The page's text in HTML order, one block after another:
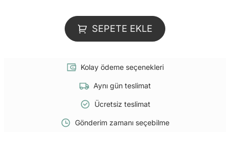
SEPETE EKLE
Kolay ödeme seçenekleri
Aynı gün teslimat
Ücretsiz teslimat
Gönderim zamanı seçebilme